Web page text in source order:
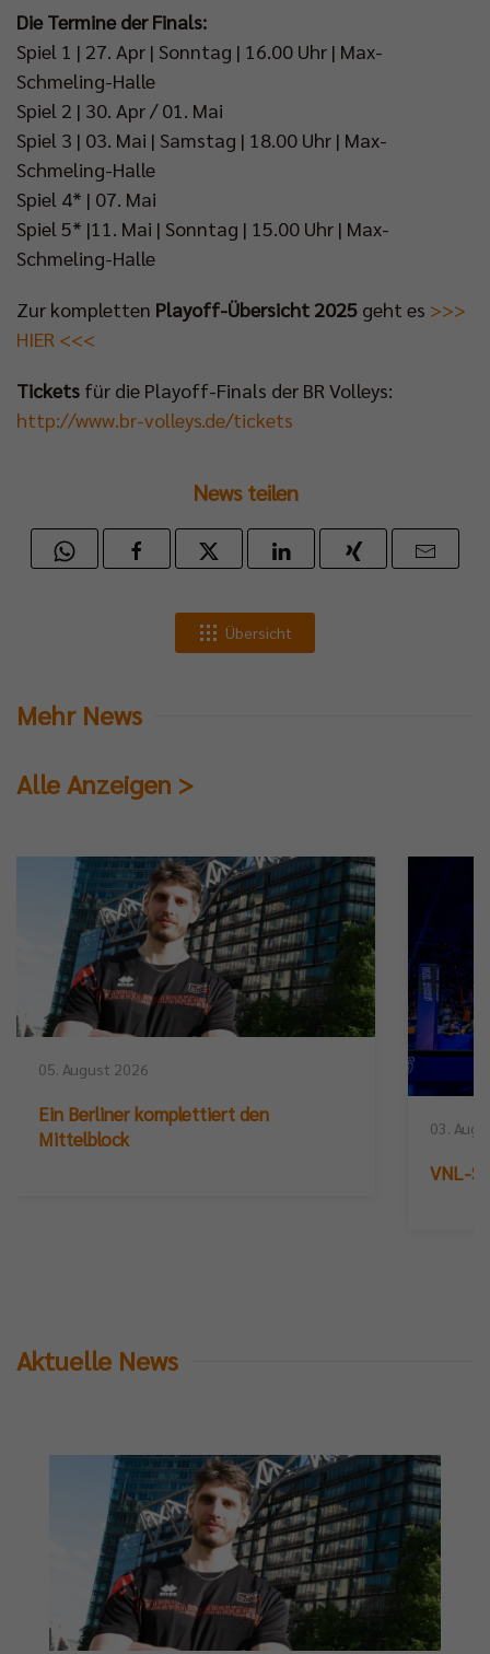
Die Termine der Finals:
Spiel 1 | 27. Apr | Sonntag | 16.00 Uhr | Max-
Schmeling-Halle
Spiel 2 | 30. Apr / 01. Mai
Spiel 3 | 03. Mai | Samstag | 18.00 Uhr | Max-
Schmeling-Halle
Spiel 4* | 07. Mai
Spiel 5* |11. Mai | Sonntag | 15.00 Uhr | Max-
Schmeling-Halle
Zur kompletten Playoff-Übersicht 2025 geht es >>>
HIER <<<
Tickets für die Playoff-Finals der BR Volleys:
http://www.br-volleys.de/tickets
News teilen
Übersicht
Mehr News
Alle Anzeigen >
05. August 2026
Ein Berliner komplettiert den
Mittelblock
03.
VNL-
Aktuelle News